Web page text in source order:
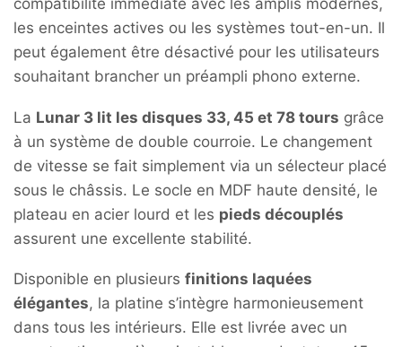
les enceintes actives ou les systèmes tout-en-un. Il
peut également être désactivé pour les utilisateurs
souhaitant brancher un préampli phono externe.
La Lunar 3 lit les disques 33, 45 et 78 tours grâce
à un système de double courroie. Le changement
de vitesse se fait simplement via un sélecteur placé
sous le châssis. Le socle en MDF haute densité, le
plateau en acier lourd et les pieds découplés
assurent une excellente stabilité.
Disponible en plusieurs finitions laquées
élégantes, la platine s’intègre harmonieusement
dans tous les intérieurs. Elle est livrée avec un